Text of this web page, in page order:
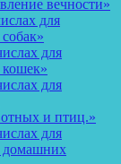
вечности»
для
для
кошек»
для
и птиц.»
для
домашних